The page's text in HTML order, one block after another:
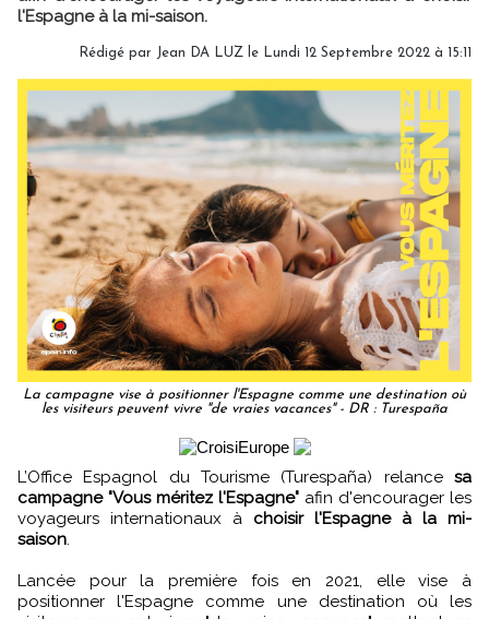
l'Espagne à la mi-saison.
Rédigé par Jean DA LUZ le Lundi 12 Septembre 2022 à 15:11
La campagne vise à positionner l'Espagne comme une destination où
les visiteurs peuvent vivre "de vraies vacances" - DR : Turespaña
L’Office Espagnol du Tourisme (Turespaña) relance sa
campagne "Vous méritez l'Espagne" afin d'encourager les
voyageurs internationaux à choisir l'Espagne à la mi-
saison
Lancée pour la première fois en 2021, elle vise à
positionner l'Espagne comme une destination où les